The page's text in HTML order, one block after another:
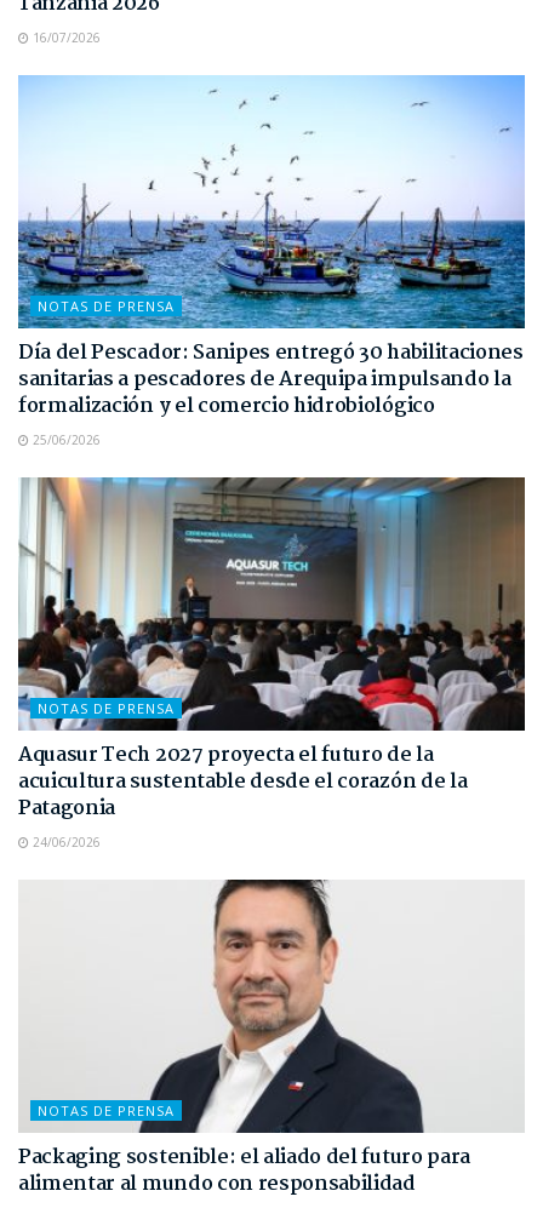
16/07/2026
NOTAS DE PRENSA
Día del Pescador: Sanipes entregó 30 habilitaciones
sanitarias a pescadores de Arequipa impulsando la
formalización y el comercio hidrobiológico
25/06/2026
NOTAS DE PRENSA
Aquasur Tech 2027 proyecta el futuro de la
acuicultura sustentable desde el corazón de la
Patagonia
24/06/2026
NOTAS DE PRENSA
Packaging sostenible: el aliado del futuro para
alimentar al mundo con responsabilidad